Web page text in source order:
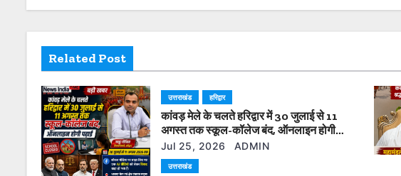
i
g
a
t
i
Related Post
उत्तराखंड हरिद्वार
कांवड़ मेले के चलते हरिद्वार में 30 जुलाई से 11
अगस्त तक स्कूल-कॉलेज बंद, ऑनलाइन होगी
पढ़ाई
Jul 25, 2026 ADMIN
उत्तराखंड